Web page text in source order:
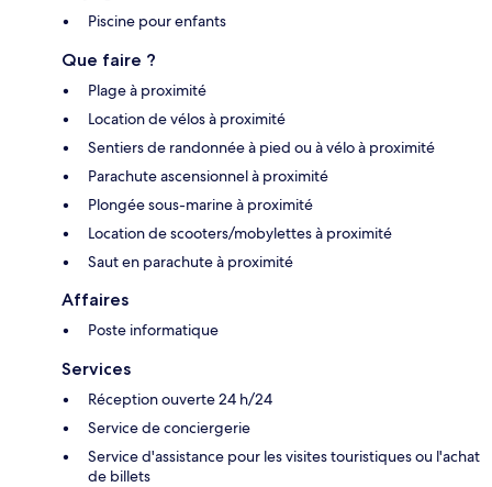
Piscine pour enfants
Que faire ?
Plage à proximité
Location de vélos à proximité
Sentiers de randonnée à pied ou à vélo à proximité
Parachute ascensionnel à proximité
Plongée sous-marine à proximité
Location de scooters/mobylettes à proximité
Saut en parachute à proximité
Affaires
Poste informatique
Services
Réception ouverte 24 h/24
Service de conciergerie
Service d'assistance pour les visites touristiques ou l'achat
de billets